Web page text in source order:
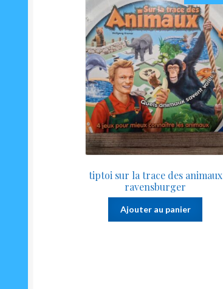
tiptoi sur la trace des animaux
ravensburger
Ajouter au panier